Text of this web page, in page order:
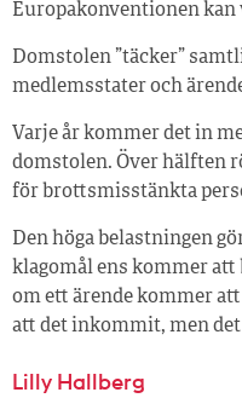
Europakonventionen kan
Domstolen ”täcker”
medlemsstater och
Varje år kommer det in
domstolen. Över hälften
för brottsmisstänkta
Den höga belastningen
klagomål ens kommer att
om ett ärende kommer
att det inkommit, men
Lilly Hallberg